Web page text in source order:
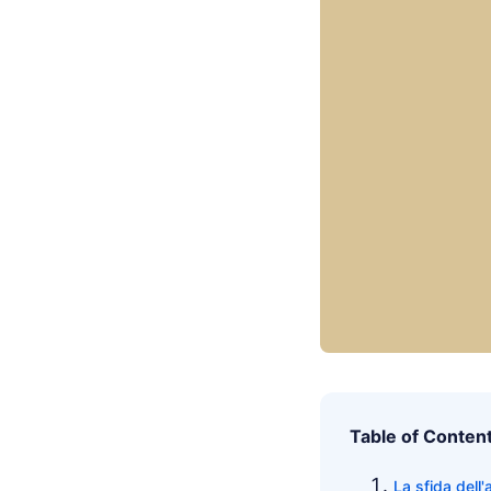
Table of
La sfida